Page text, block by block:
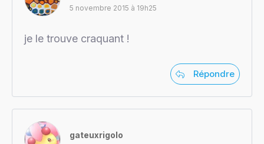
5 novembre 2015 à 19h25
je le trouve craquant !
Répondre
gateuxrigolo